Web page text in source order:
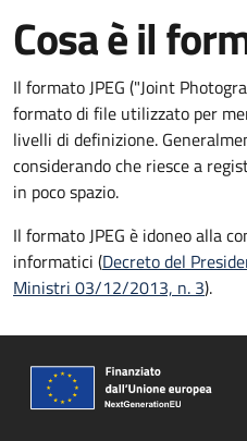
Cosa è il
Il formato JPEG ("Joint
formato di file utilizzato per
livelli di definizione.
considerando che riesce a
in poco spazio.
Il formato JPEG è idoneo alla
informatici (Decreto del
Ministri 03/12/2013, n. 3).